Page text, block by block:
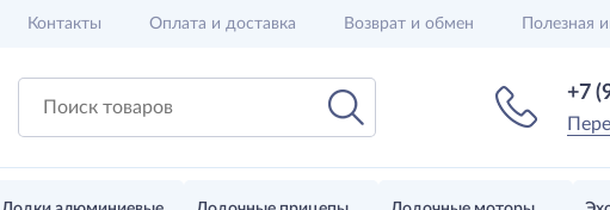
Контакты Оплата и доставка Возврат и обмен Полезная
+7